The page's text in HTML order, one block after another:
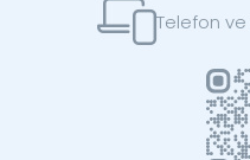
Telefon